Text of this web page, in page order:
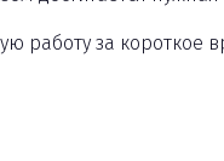
работу за